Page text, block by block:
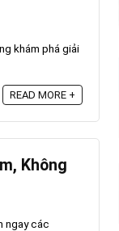
khám phá giải
READ MORE +
Không
ngay các